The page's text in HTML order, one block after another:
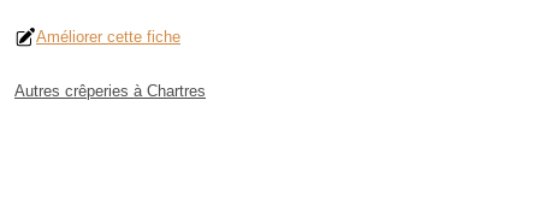
Améliorer cette fiche
Autres crêperies à Chartres